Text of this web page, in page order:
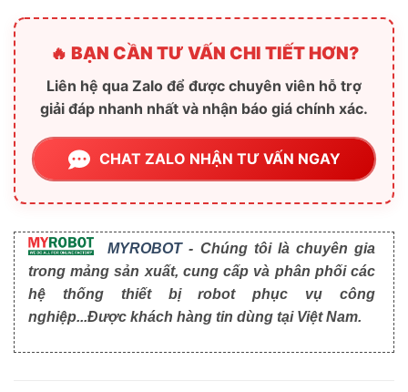
🔥 BẠN CẦN TƯ VẤN CHI TIẾT HƠN?
Liên hệ qua Zalo để được chuyên viên hỗ trợ
giải đáp nhanh nhất và nhận báo giá chính xác.
CHAT ZALO NHẬN TƯ VẤN NGAY
MYROBOT- Chúng tôi là chuyên gia
trong mảng sản xuất, cung cấp và phân phối các
hệ thống thiết bị robot phục vụ công
nghiệp...Được khách hàng tin dùng tại Việt Nam.